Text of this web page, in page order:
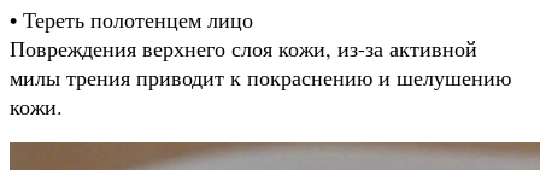
• Тереть полотенцем лицо
Повреждения верхнего слоя кожи, из-за активной
милы трения приводит к покраснению и шелушению
кожи.